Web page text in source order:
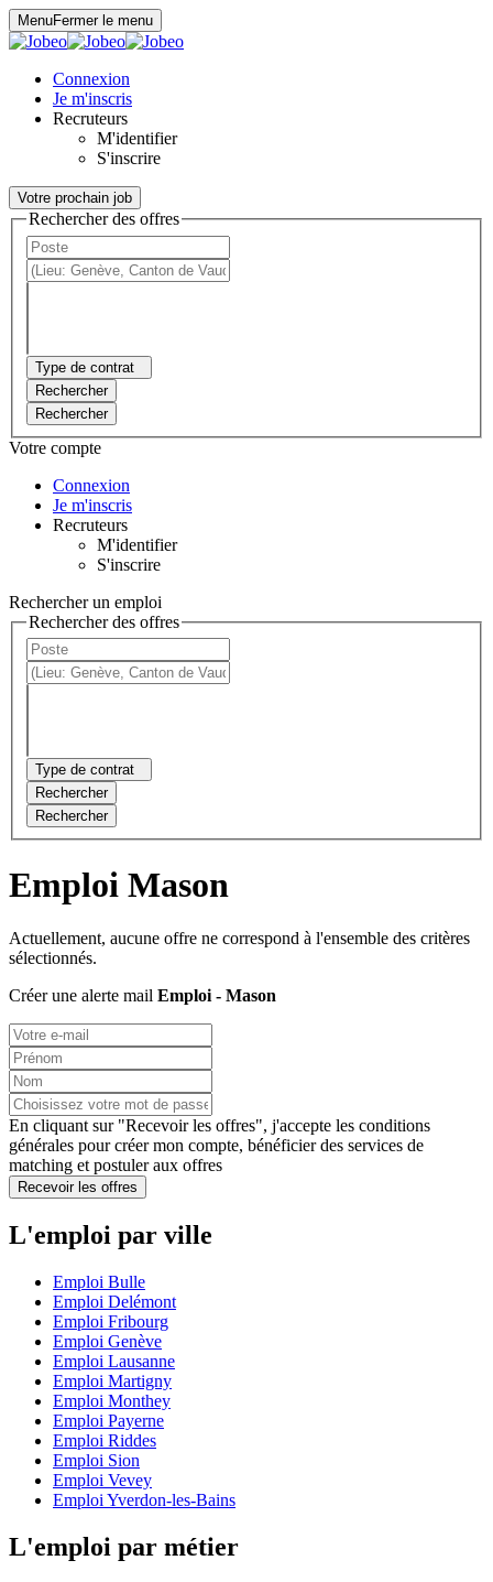
MenuFermer le menu
Connexion
Je m'inscris
Recruteurs
M'identifier
S'inscrire
Votre prochain job
Rechercher des offres
Type de contrat
Rechercher
Rechercher
Votre compte
Connexion
Je m'inscris
Recruteurs
M'identifier
S'inscrire
Rechercher un emploi
Rechercher des offres
Type de contrat
Rechercher
Rechercher
Emploi Mason
Actuellement, aucune offre ne correspond à l'ensemble des critères
sélectionnés.
Créer une alerte mail Emploi - Mason
En cliquant sur "Recevoir les offres", j'accepte les conditions
générales pour créer mon compte, bénéficier des services de
matching et postuler aux offres
Recevoir les offres
L'emploi par ville
Emploi Bulle
Emploi Delémont
Emploi Fribourg
Emploi Genève
Emploi Lausanne
Emploi Martigny
Emploi Monthey
Emploi Payerne
Emploi Riddes
Emploi Sion
Emploi Vevey
Emploi Yverdon-les-Bains
L'emploi par métier
Panneau de gestion des cookies